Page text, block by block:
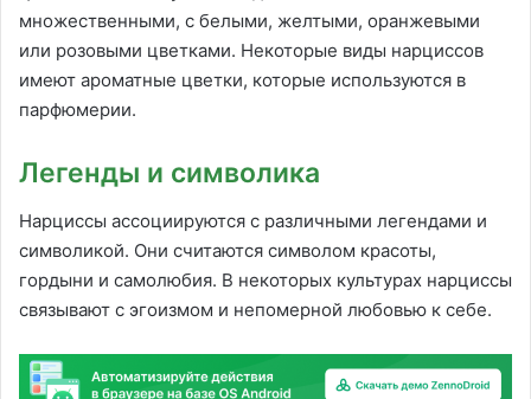
множественными, с белыми, желтыми, оранжевыми
или розовыми цветками. Некоторые виды нарциссов
имеют ароматные цветки, которые используются в
парфюмерии.
Легенды и символика
Нарциссы ассоциируются с различными легендами и
символикой. Они считаются символом красоты,
гордыни и самолюбия. В некоторых культурах нарциссы
связывают с эгоизмом и непомерной любовью к себе.